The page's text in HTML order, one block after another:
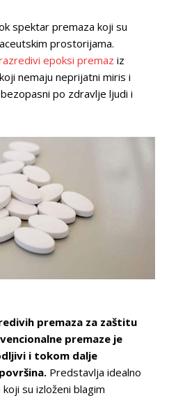
spektar premaza koji su
prostorijama.
epoksi premaz iz
nemaju neprijatni miris i
po zdravlje ljudi i
premaza za zaštitu
premaze je
i tokom dalje
Predstavlja idealno
su izloženi blagim